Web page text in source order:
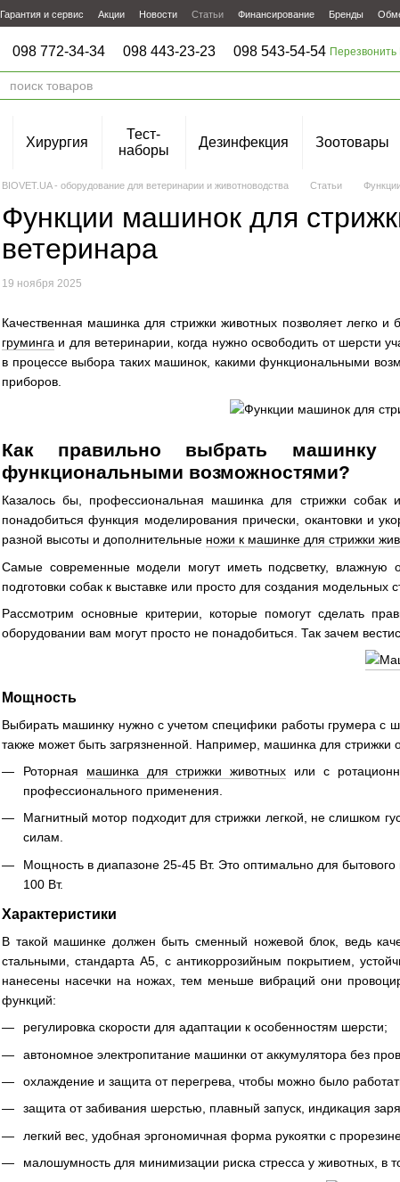
Гарантия и сервис Акции Новости Статьи Финансирование Бренды
098 772-34-34 098 443-23-23 098 543-54-54
Хирургия
Тест-
наборы
Дезинфекция Зоотовары
BIOVET.UA - оборудование для ветеринарии и животноводства Статьи
Функции машинок для
ветеринара
19 ноября 2025
Качественная машинка для стрижки животных позволяет легко
груминга и для ветеринарии, когда нужно освободить от шерсти
в процессе выбора таких машинок, какими функциональными
приборов.
Как правильно выбрать машинку
функциональными возможностями?
Казалось бы, профессиональная машинка для стрижки
понадобиться функция моделирования прически, окантовки и
разной высоты и дополнительные ножи к машинке для стрижки
Самые современные модели могут иметь подсветку, влажную
подготовки собак к выставке или просто для создания
Рассмотрим основные критерии, которые помогут сделать
оборудовании вам могут просто не понадобиться. Так зачем
Мощность
Выбирать машинку нужно с учетом специфики работы грумера с
также может быть загрязненной. Например, машинка для
Роторная машинка для стрижки животных или с
профессионального применения.
Магнитный мотор подходит для стрижки легкой, не слишком
силам.
Мощность в диапазоне 25-45 Вт. Это оптимально для
100 Вт.
Характеристики
В такой машинке должен быть сменный ножевой блок, ведь
стальными, стандарта A5, с антикоррозийным покрытием,
нанесены насечки на ножах, тем меньше вибраций они
функций:
регулировка скорости для адаптации к особенностям шерсти;
автономное электропитание машинки от аккумулятора без
охлаждение и защита от перегрева, чтобы можно было
защита от забивания шерстью, плавный запуск, индикация
легкий вес, удобная эргономичная форма рукоятки с
малошумность для минимизации риска стресса у животных, в